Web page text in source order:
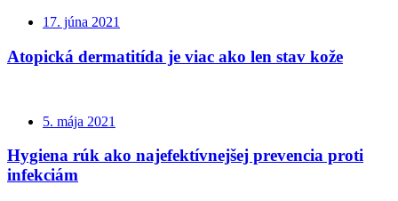
17. júna 2021
Atopická dermatitída je viac ako len stav kože
5. mája 2021
Hygiena rúk ako najefektívnejšej prevencia proti
infekciám